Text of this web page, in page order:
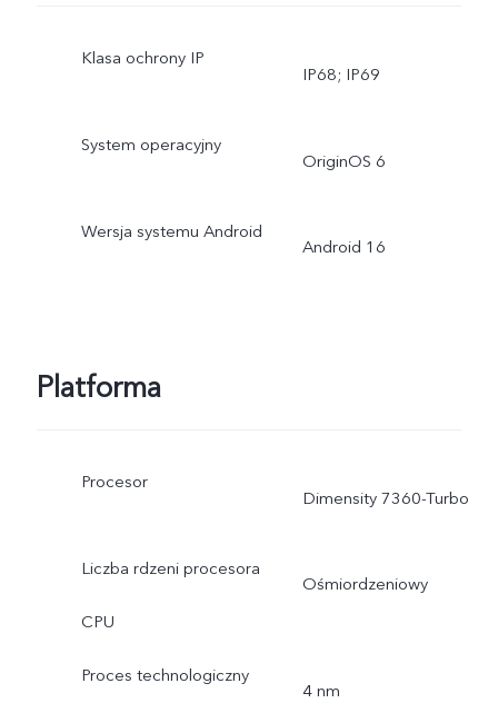
Klasa ochrony IP
IP68; IP69
System operacyjny
OriginOS 6
Wersja systemu Android
Android 16
Platforma
Procesor
Dimensity 7360-Turbo
Liczba rdzeni procesora
CPU
Ośmiordzeniowy
Proces technologiczny
4 nm